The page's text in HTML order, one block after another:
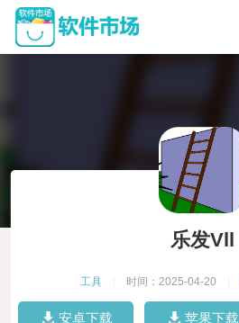
乐发Vll
工具 时间：2025-04-20
安卓下载 苹果下载